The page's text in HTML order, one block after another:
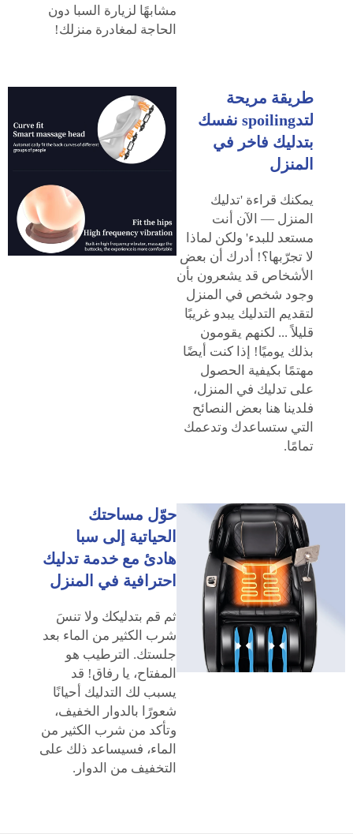
مشابهًا لزيارة السبا دون
الحاجة لمغادرة منزلك!
طريقة مريحة
لتدspoiling نفسك
بتدليك فاخر في
المنزل
يمكنك قراءة 'تدليك
المنزل — الآن أنت
مستعد للبدء' ولكن لماذا
لا تجرّبها؟! أدرك أن بعض
الأشخاص قد يشعرون بأن
وجود شخص في المنزل
لتقديم التدليك يبدو غريبًا
قليلاً ... لكنهم يقومون
بذلك يوميًا! إذا كنت أيضًا
مهتمًا بكيفية الحصول
على تدليك في المنزل،
فلدينا هنا بعض النصائح
التي ستساعدك وتدعمك
تمامًا.
حوّل مساحتك
الحياتية إلى سبا
هادئ مع خدمة تدليك
احترافية في المنزل
ثم قم بتدليكك ولا تنسَ
شرب الكثير من الماء بعد
جلستك. الترطيب هو
المفتاح، يا رفاق! قد
يسبب لك التدليك أحيانًا
شعورًا بالدوار الخفيف،
وتأكد من شرب الكثير من
الماء، فسيساعد ذلك على
التخفيف من الدوار.